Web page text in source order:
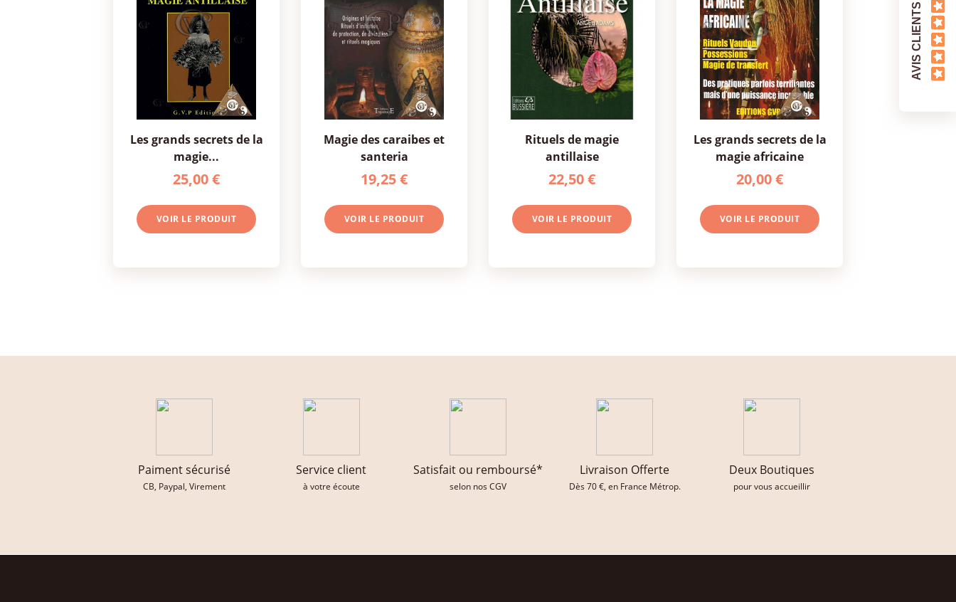
les grands secrets de la
magie...
25,00 €
VOIR LE PRODUIT
magie des caraibes et
santeria
19,25 €
VOIR LE PRODUIT
rituels de magie
antillaise
22,50 €
VOIR LE PRODUIT
les grands secrets de la
magie africaine
20,00 €
VOIR LE PRODUIT
Paiment sécurisé
CB, Paypal, Virement
Service client
à votre écoute
Satisfait ou remboursé*
selon nos CGV
Livraison Offerte
Dès 70 €, en France Métrop.
Deux Boutiques
pour vous accueillir
AVIS CLIENTS